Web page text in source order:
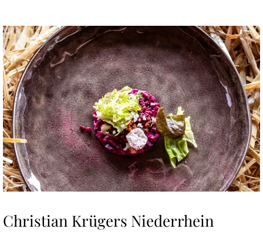
Christian Krügers Niederrhein